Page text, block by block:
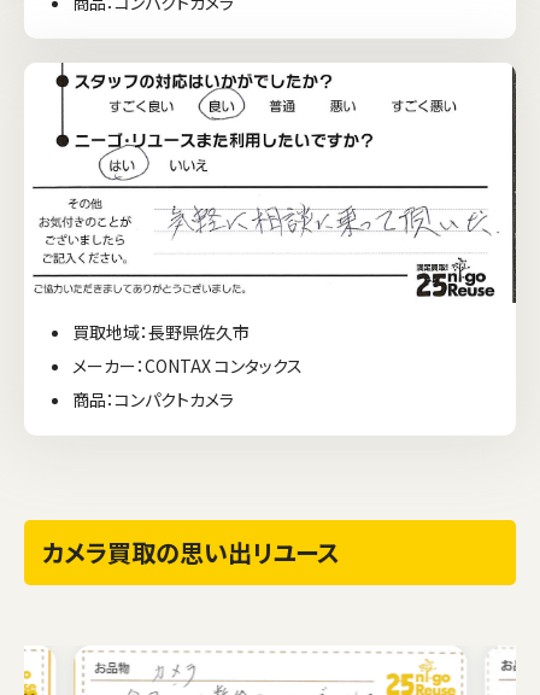
買取地域：長野県佐久市
メーカー：CONTAX コンタックス
商品：コンパクトカメラ
カメラ買取の思い出リユース